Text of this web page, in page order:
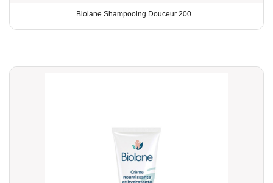
Biolane Shampooing Douceur 200...